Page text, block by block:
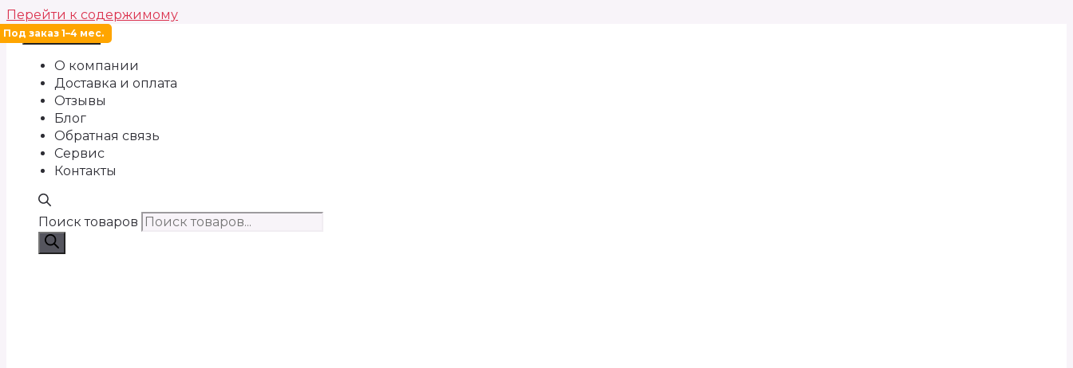
Перейти к содержимому
Меню
О компании
Доставка и оплата
Отзывы
Блог
Обратная связь
Сервис
Контакты
Поиск товаров
Под заказ 1–4 мес.